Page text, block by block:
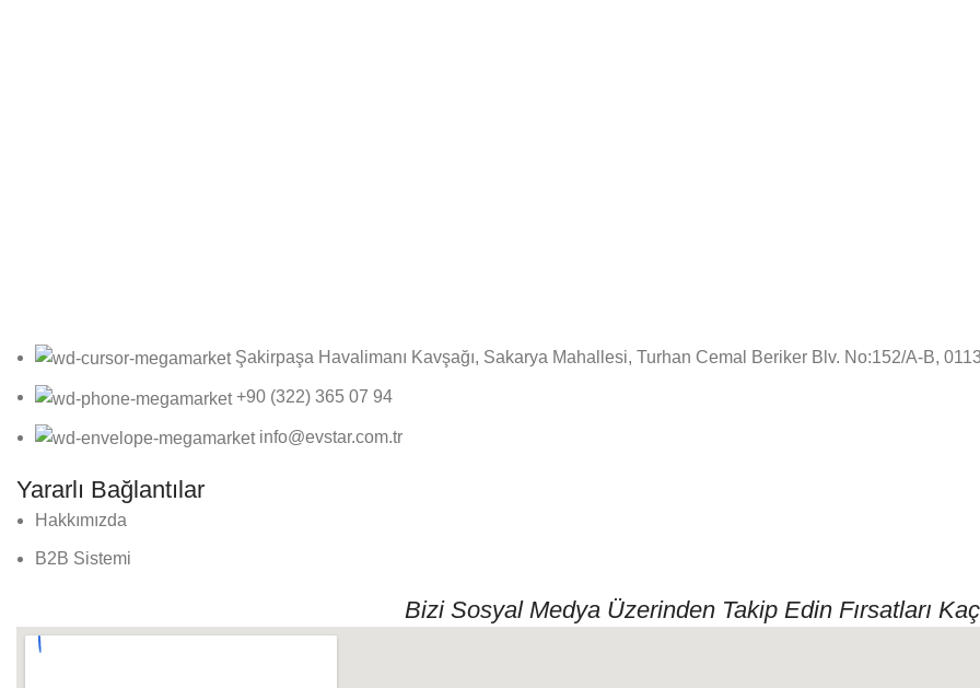
Şakirpaşa Havalimanı Kavşağı, Sakarya Mahallesi, Turhan Cemal Beriker Blv. No:152/A-B,
+90 (322) 365 07 94
info@evstar.com.tr
Yararlı Bağlantılar
Hakkımızda
B2B Sistemi
Bizi Sosyal Medya Üzerinden Takip Edin Fırsatları